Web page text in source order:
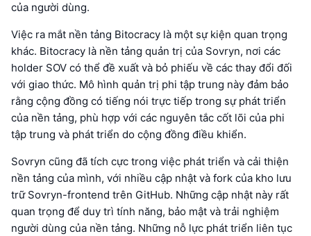
của người dùng.
Việc ra mắt nền tảng Bitocracy là một sự kiện quan trọng
khác. Bitocracy là nền tảng quản trị của Sovryn, nơi các
holder SOV có thể đề xuất và bỏ phiếu về các thay đổi đối
với giao thức. Mô hình quản trị phi tập trung này đảm bảo
rằng cộng đồng có tiếng nói trực tiếp trong sự phát triển
của nền tảng, phù hợp với các nguyên tắc cốt lõi của phi
tập trung và phát triển do cộng đồng điều khiển.
Sovryn cũng đã tích cực trong việc phát triển và cải thiện
nền tảng của mình, với nhiều cập nhật và fork của kho lưu
trữ Sovryn-frontend trên GitHub. Những cập nhật này rất
quan trọng để duy trì tính năng, bảo mật và trải nghiệm
người dùng của nền tảng. Những nỗ lực phát triển liên tục